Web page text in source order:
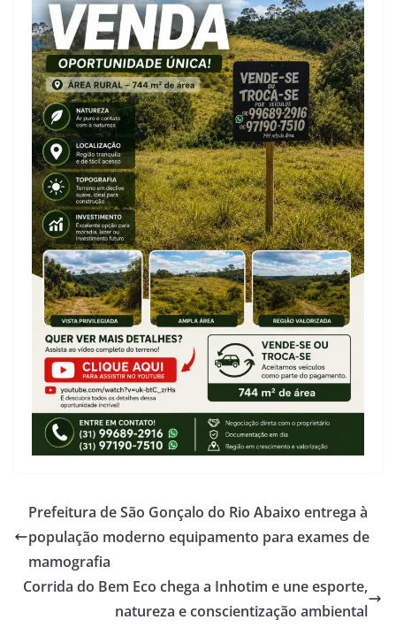
Prefeitura de São Gonçalo do Rio Abaixo entrega à
população moderno equipamento para exames de
mamografia
Corrida do Bem Eco chega a Inhotim e une esporte,
natureza e conscientização ambiental